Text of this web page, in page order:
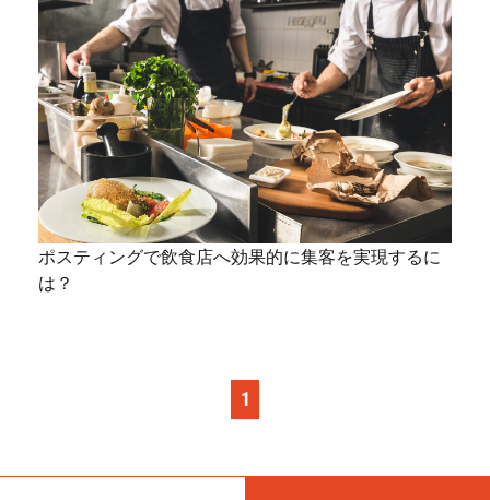
ポスティングで飲食店へ効果的に集客を実現するに
は？
1